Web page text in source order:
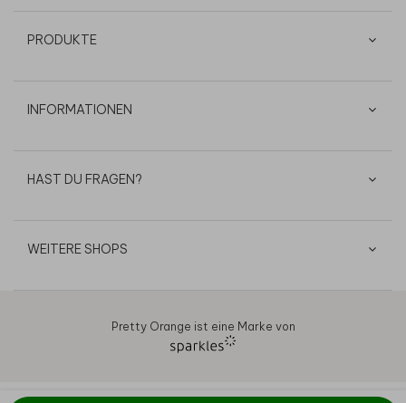
PRODUKTE
INFORMATIONEN
HAST DU FRAGEN?
WEITERE SHOPS
Pretty Orange ist eine Marke von
AGB Datenschutz Cookies Impressum © 2026